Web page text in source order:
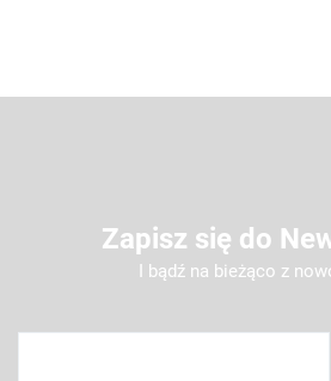
Zapisz się do
I bądź na bieżąco z